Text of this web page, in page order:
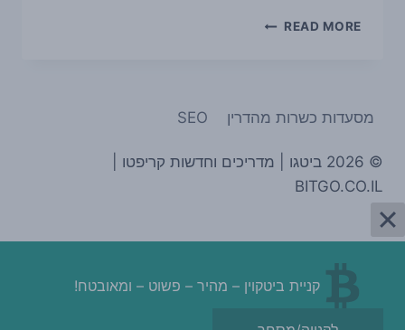
READ MORE משרד
על
ומציין
4
מסעדות כשרות מהדרין SEO
© 2026 ביטגו | מדריכים וחדשות קריפטו |
BITGO.CO.IL
קניית ביטקוין – מהיר – פשוט – ומאובטח!